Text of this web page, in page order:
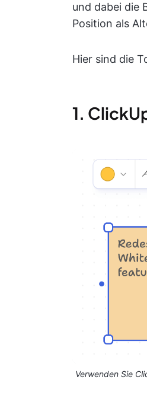
und dabei die
Position als
Hier sind die
1.
Verwenden Sie